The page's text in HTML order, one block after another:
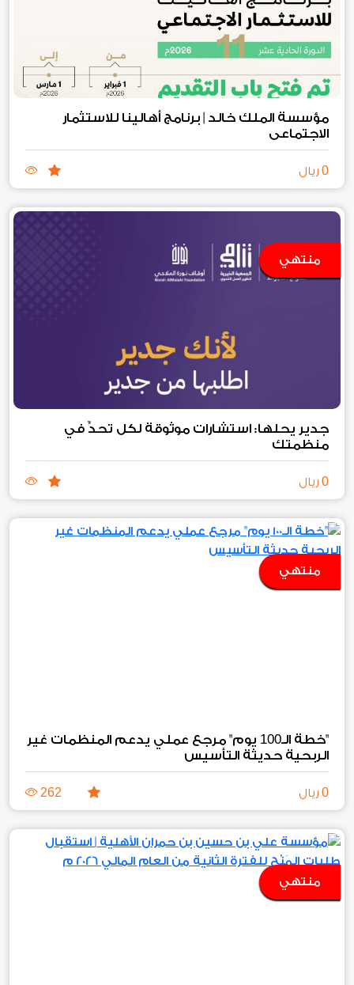
مؤسسة الملك خالد | برنامج أهالينا للاستثمار
الاجتماعي
0 ريال
منتهي
جدير يحلها: استشارات موثوقة لكل تحدٍّ في
منظمتك
0 ريال
منتهي
"خطة الـ100
يوم" مرجع عملي يدعم المنظمات غير
الربحية حديثة التأسيس
0 ريال 262
منتهي